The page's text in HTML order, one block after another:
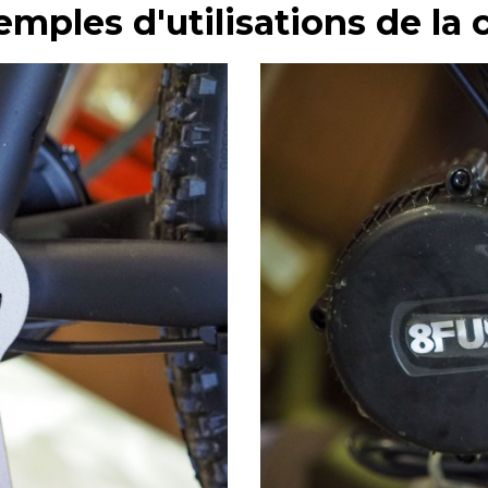
d'utilisations de la